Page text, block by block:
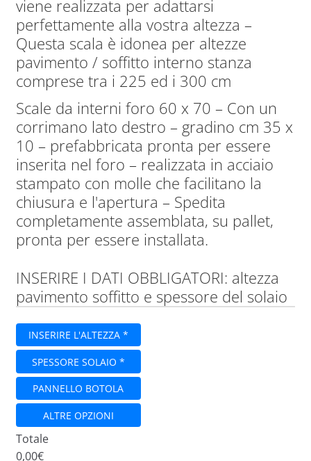
viene realizzata per adattarsi
perfettamente alla vostra altezza –
Questa scala è idonea per altezze
pavimento / soffitto interno stanza
comprese tra i 225 ed i 300 cm
Scale da interni foro 60 x 70 – Con un
corrimano lato destro – gradino cm 35 x
10 – prefabbricata pronta per essere
inserita nel foro – realizzata in acciaio
stampato con molle che facilitano la
chiusura e l'apertura – Spedita
completamente assemblata, su pallet,
pronta per essere installata.
INSERIRE I DATI OBBLIGATORI: altezza
pavimento soffitto e spessore del solaio
INSERIRE L'ALTEZZA *
SPESSORE SOLAIO *
PANNELLO BOTOLA
ALTRE OPZIONI
Totale
0,00€